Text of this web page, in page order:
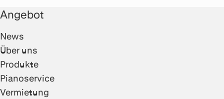
Angebot
News
Über uns
Produkte
Pianoservice
Vermietung